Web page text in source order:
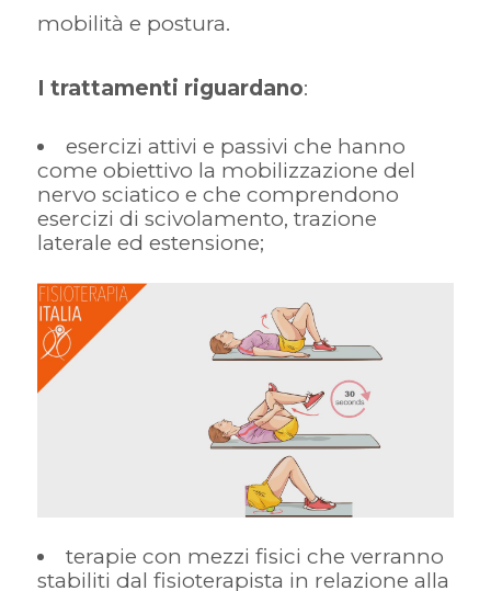
mobilità e postura.
I trattamenti riguardano:
esercizi attivi e passivi che hanno
come obiettivo la mobilizzazione del
nervo sciatico e che comprendono
esercizi di scivolamento, trazione
laterale ed estensione;
terapie con mezzi fisici che verranno
stabiliti dal fisioterapista in relazione alla